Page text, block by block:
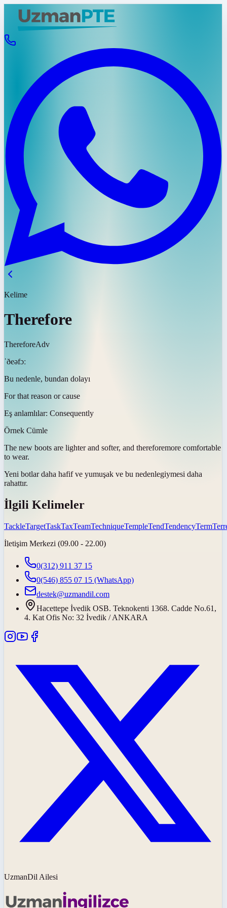
Kelime
Therefore
ThereforeAdv
ˈðeəfɔː
Bu nedenle, bundan dolayı
For that reason or cause
Eş anlamlılar: Consequently
Örnek Cümle
The new boots are lighter and softer, and thereforemore comfortable
to wear.
Yeni botlar daha hafif ve yumuşak ve bu nedenlegiymesi daha
rahattır.
İlgili Kelimeler
TackleTargetTaskTaxTeamTechniqueTempleTendTendencyTerm
İletişim Merkezi (09.00 - 22.00)
0(312) 911 37 15
0(546) 855 07 15 (WhatsApp)
destek@uzmandil.com
Hacettepe İvedik OSB. Teknokenti 1368. Cadde No.61,
4. Kat Ofis No: 32 İvedik / ANKARA
UzmanDil Ailesi